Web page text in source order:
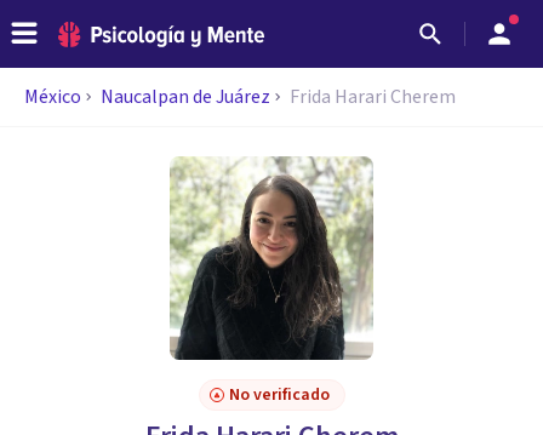
México Naucalpan de Juárez Frida Harari Cherem
No verificado